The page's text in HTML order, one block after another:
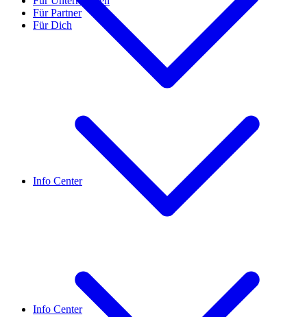
Info Center
Für Partner
Für Dich
Info Center